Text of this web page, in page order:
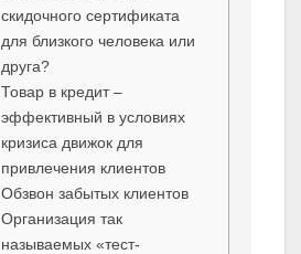
скидочного сертификата
для близкого человека или
друга?
Товар в кредит –
эффективный в условиях
кризиса движок для
привлечения клиентов
Обзвон забытых клиентов
Организация так
называемых «тест-